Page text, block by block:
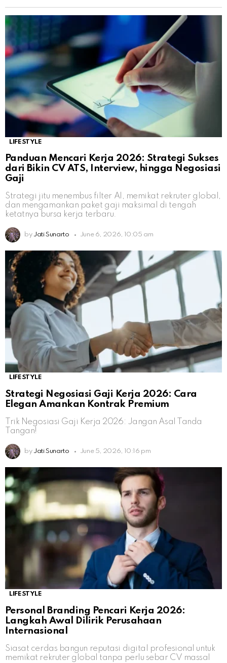
LIFESTYLE
Panduan Mencari Kerja 2026: Strategi Sukses
dari Bikin CV ATS, Interview, hingga Negosiasi
Gaji
Strategi jitu menembus filter AI, memikat rekruter global,
dan mengamankan paket gaji maksimal di tengah
ketatnya bursa kerja terbaru.
by Jati Sunarto June 6, 2026, 10:05 am
LIFESTYLE
Strategi Negosiasi Gaji Kerja 2026: Cara
Elegan Amankan Kontrak Premium
Trik Negosiasi Gaji Kerja 2026: Jangan Asal Tanda
Tangan!
by Jati Sunarto June 5, 2026, 10:16 pm
LIFESTYLE
Personal Branding Pencari Kerja 2026:
Langkah Awal Dilirik Perusahaan
Internasional
Siasat cerdas bangun reputasi digital profesional untuk
memikat rekruter global tanpa perlu sebar CV massal